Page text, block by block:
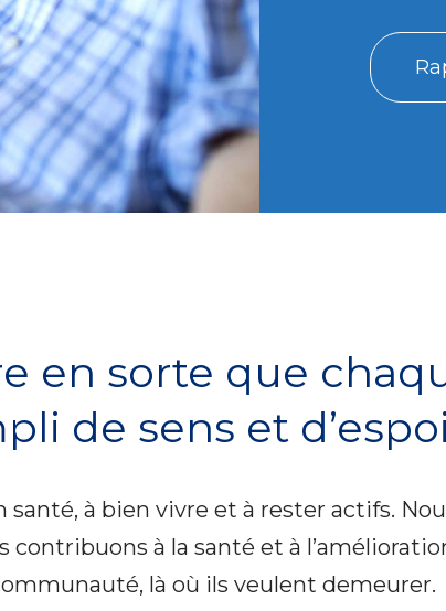
en sorte que
de sens et
santé, à bien vivre et à rester actifs.
à la santé et à
là où ils veulent demeurer.